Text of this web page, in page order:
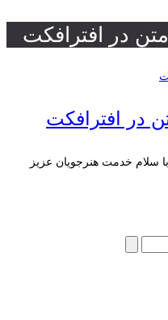
در افترافکت
در افترافکت
خدمت هنرجویان عزیز